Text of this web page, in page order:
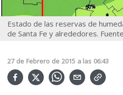
Estado de las reservas de
de Santa Fe y alrededores.
27 de Febrero de 2015 a las 06:43